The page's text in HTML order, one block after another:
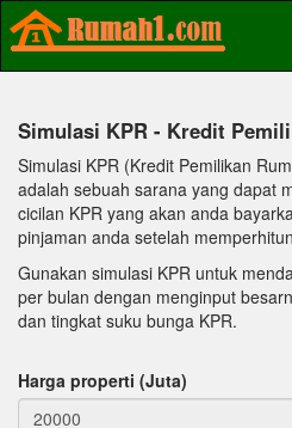
Simulasi KPR - Kredit
Simulasi KPR (Kredit Pemilikan
adalah sebuah sarana yang dapat
cicilan KPR yang akan anda
pinjaman anda setelah
Gunakan simulasi KPR untuk
per bulan dengan menginput
dan tingkat suku bunga KPR.
Harga properti (Juta)